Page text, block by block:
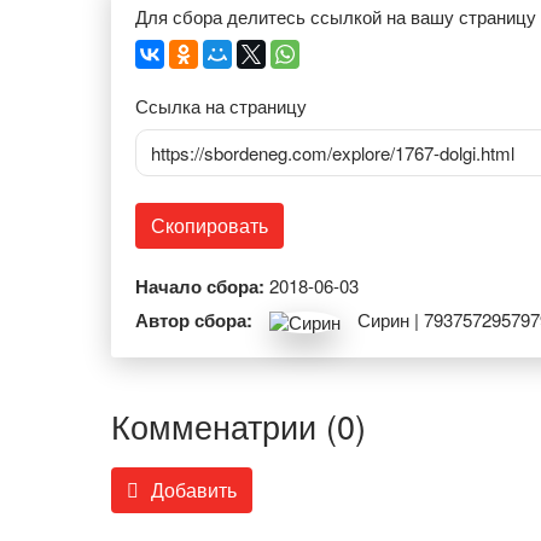
Для сбора делитесь ссылкой на вашу страницу
Ссылка на страницу
https://sbordeneg.com/explore/1767-dolgi.html
Скопировать
Начало сбора: 2018-06-03
Автор сбора: Сирин |
Комменатрии (0)
Добавить